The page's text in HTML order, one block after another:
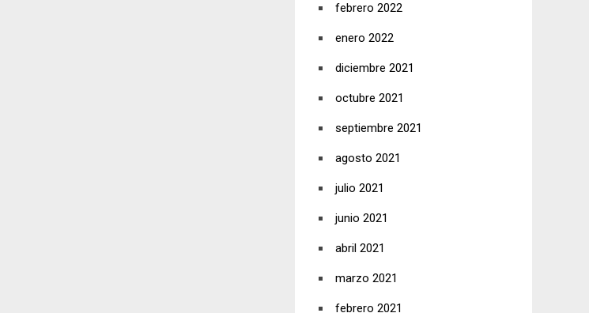
febrero 2022
enero 2022
diciembre 2021
octubre 2021
septiembre 2021
agosto 2021
julio 2021
junio 2021
abril 2021
marzo 2021
febrero 2021